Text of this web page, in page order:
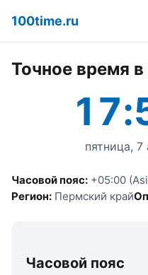
100time.ru
Точное время
пятница, 7
Часовой пояс: +05:00
Регион: Пермский край
Часовой пояс